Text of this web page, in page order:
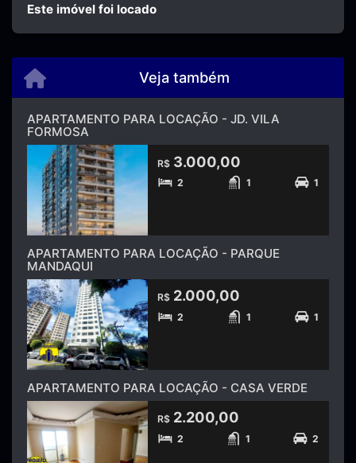
Este imóvel foi locado
Veja também
APARTAMENTO PARA LOCAÇÃO - JD. VILA
FORMOSA
R$ 3.000,00
2 1 1
APARTAMENTO PARA LOCAÇÃO - PARQUE
MANDAQUI
R$ 2.000,00
2 1 1
APARTAMENTO PARA LOCAÇÃO - CASA VERDE
R$ 2.200,00
2 1 2